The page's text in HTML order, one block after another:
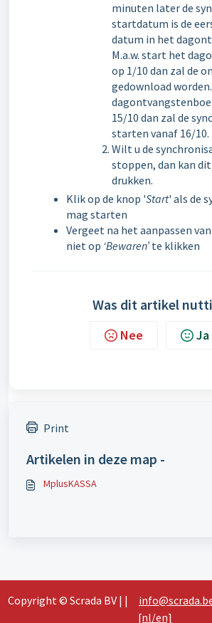
minuten later de
startdatum is de
datum in het
M.a.w. start het
op 1/10 dan zal de
gedownload
15/10 dan zal de
starten vanaf 16/10.
Wilt u de
stoppen, dan kan
drukken.
Klik op de knop 'Start' als de
mag starten
Vergeet na het aanpassen
niet op ‘Bewaren’ te klikken
Was dit artikel
Nee Ja
Print
Artikelen in deze map -
MplusKASSA
Copyright © Scrada BV | |
[nl/en]